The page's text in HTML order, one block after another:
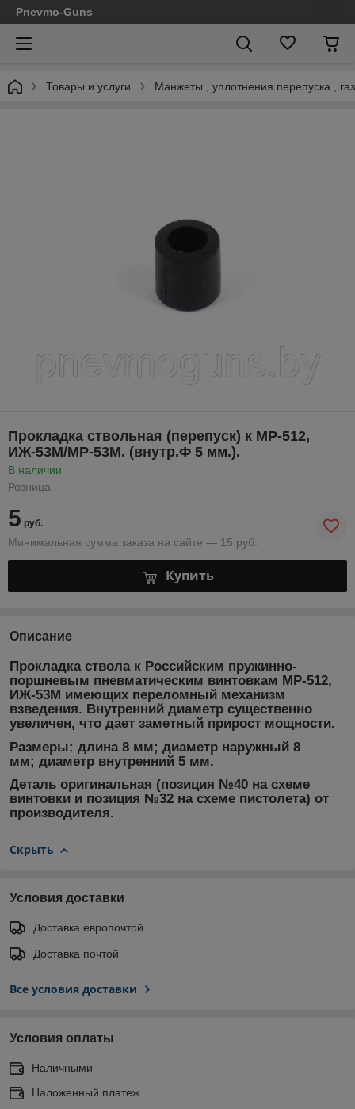
Pnevmo-Guns
Товары и услуги Манжеты , уплотнения перепуска ,
Прокладка ствольная (перепуск) к МР-512,
ИЖ-53М/МР-53М. (внутр.Ф 5 мм.).
В наличии
Розница
5 руб.
Минимальная сумма заказа на сайте — 15 руб.
Купить
Описание
Прокладка ствола к Российским пружинно-
поршневым пневматическим винтовкам МР-512,
ИЖ-53М имеющих переломный механизм
взведения. Внутренний диаметр существенно
увеличен, что дает заметный прирост мощности.
Размеры: длина 8 мм; диаметр наружный 8
мм; диаметр внутренний 5 мм.
Деталь оригинальная (позиция №40 на схеме
винтовки и позиция №32 на схеме пистолета) от
производителя.
Скрыть
Условия доставки
Доставка европочтой
Доставка почтой
Все условия доставки
Условия оплаты
Наличными
Наложенный платеж